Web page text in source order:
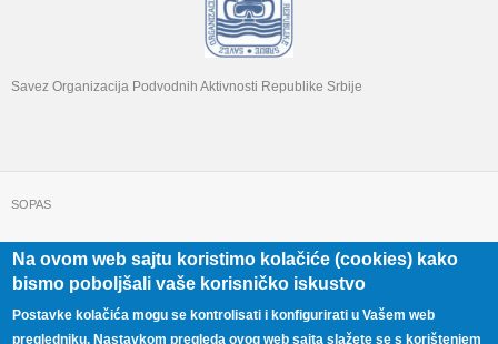
Savez Organizacija Podvodnih Aktivnosti Republike Srbije
SOPAS
+381 11 322 22 32 Beograd, Beogradska 71
Na ovom web sajtu koristimo kolačiće (cookies) kako
bismo poboljšali vaše korisničko iskustvo
Postavke kolačića mogu se kontrolisati i konfigurirati u Vašem web
pregledniku. Nastavkom pregleda ovog web sajta slažete se s korištenjem